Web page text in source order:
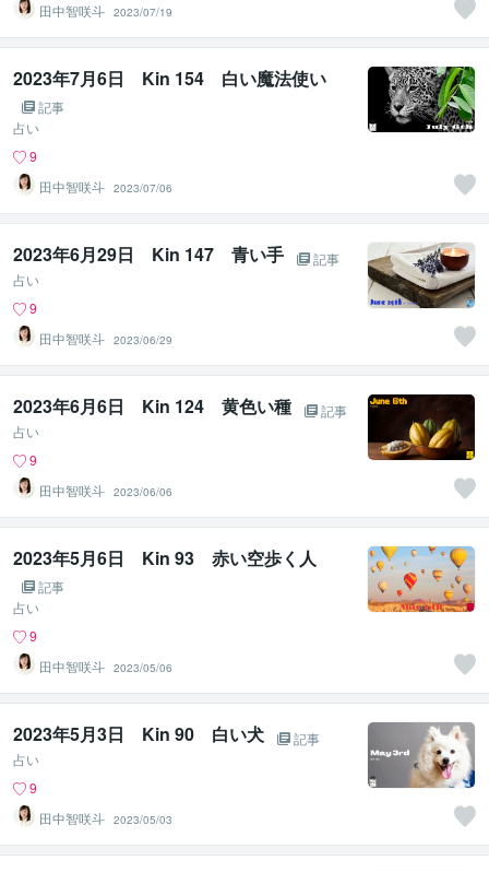
田中智咲斗 2023/07/19
2023年7月6日 Kin 154 白い魔法使い
記事
占い
9
田中智咲斗 2023/07/06
2023年6月29日 Kin 147 青い手
記事
占い
9
田中智咲斗 2023/06/29
2023年6月6日 Kin 124 黄色い種
記事
占い
9
田中智咲斗 2023/06/06
2023年5月6日 Kin 93 赤い空歩く人
記事
占い
9
田中智咲斗 2023/05/06
2023年5月3日 Kin 90 白い犬
記事
占い
9
田中智咲斗 2023/05/03